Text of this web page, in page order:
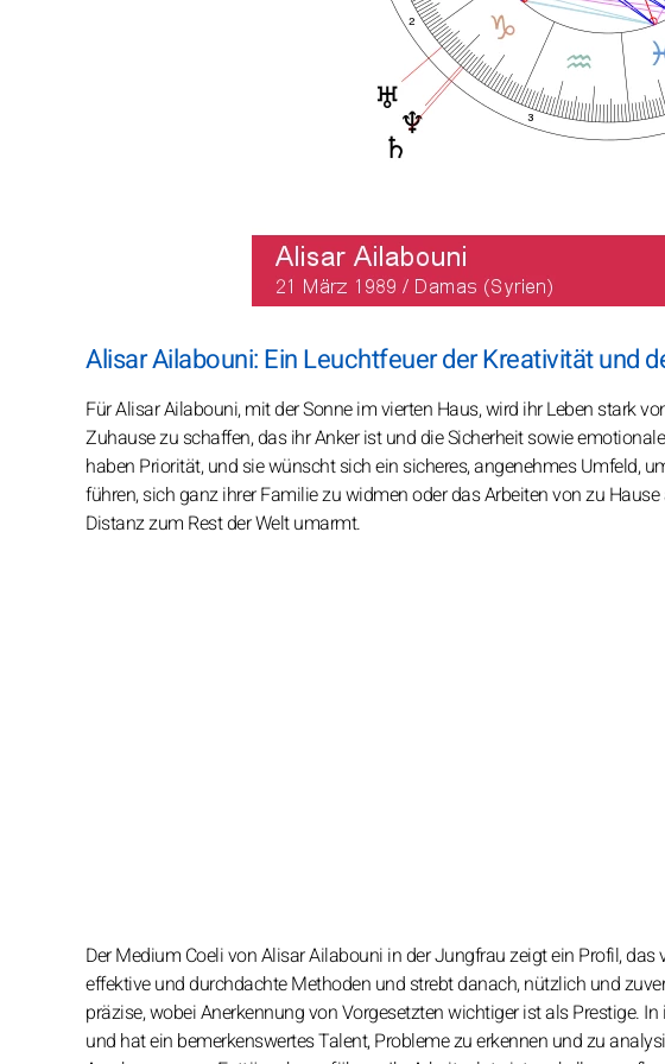
Alisar Ailabouni: Ein Leuchtfeuer der Kreativität und
Für Alisar Ailabouni, mit der Sonne im vierten Haus, wird ihr Leben stark
Zuhause zu schaffen, das ihr Anker ist und die Sicherheit sowie
haben Priorität, und sie wünscht sich ein sicheres, angenehmes Umfeld,
führen, sich ganz ihrer Familie zu widmen oder das Arbeiten von zu
Distanz zum Rest der Welt umarmt.
Der Medium Coeli von Alisar Ailabouni in der Jungfrau zeigt ein Profil,
effektive und durchdachte Methoden und strebt danach, nützlich und
präzise, wobei Anerkennung von Vorgesetzten wichtiger ist als Prestige.
und hat ein bemerkenswertes Talent, Probleme zu erkennen und zu